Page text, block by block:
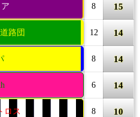
8 15
路団 12 14
8 14
6 14
ロス 8 10